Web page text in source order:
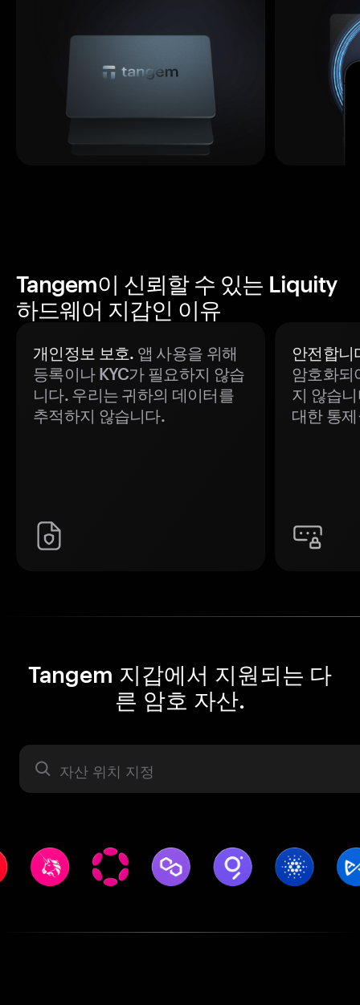
Tangem이 신뢰할 수 있는 Liquity
하드웨어 지갑인 이유
개인정보 보호. 앱 사용을 위해
등록이나 KYC가 필요하지 않습
니다. 우리는 귀하의 데이터를
추적하지 않습니다.
안전합니
암호화되
지 않습
대한 통
Tangem 지갑에서 지원되는 다
른 암호 자산.
자산 라벨